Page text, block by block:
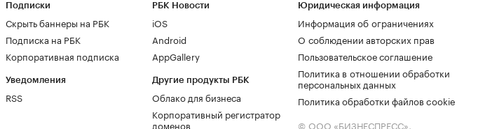
Подписки
Скрыть баннеры на РБК
Подписка на РБК
Корпоративная подписка
Уведомления
RSS
РБК Новости
iOS
Android
AppGallery
Другие продукты РБК
Облако для бизнеса
Корпоративный регистратор
доменов
Юридическая информация
Информация об ограничениях
О соблюдении авторских прав
Пользовательское соглашение
Политика в отношении обработки
персональных данных
Политика обработки файлов cookie
© ООО «БИЗНЕСПРЕСС»,